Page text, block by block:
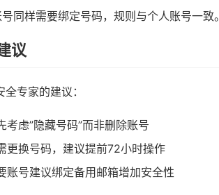
同样需要绑定号码，规则与个人账号一致。
议
专家的建议：
考虑”隐藏号码”而非删除账号
更换号码，建议提前72小时操作
账号建议绑定备用邮箱增加安全性